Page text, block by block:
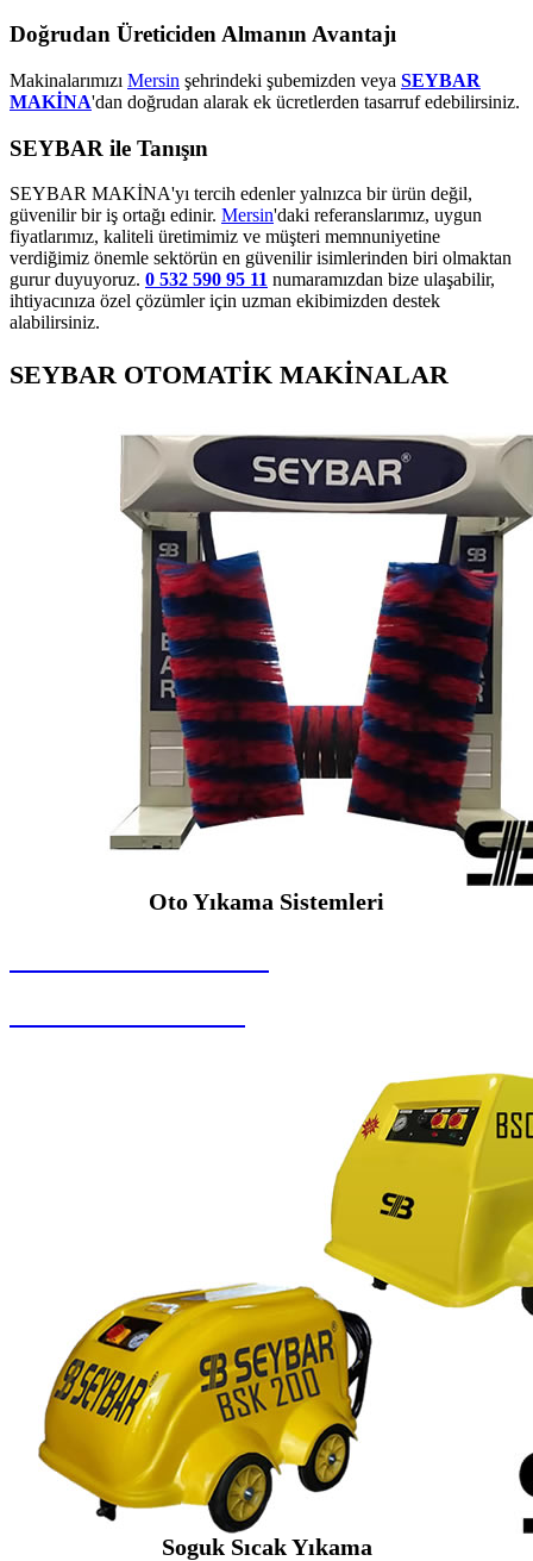
Doğrudan Üreticiden Almanın Avantajı
Makinalarımızı Mersin şehrindeki şubemizden veya SEYBAR
MAKİNA'dan doğrudan alarak ek ücretlerden tasarruf edebilirsiniz.
SEYBAR ile Tanışın
SEYBAR MAKİNA'yı tercih edenler yalnızca bir ürün değil,
güvenilir bir iş ortağı edinir. Mersin'daki referanslarımız, uygun
fiyatlarımız, kaliteli üretimimiz ve müşteri memnuniyetine
verdiğimiz önemle sektörün en güvenilir isimlerinden biri olmaktan
gurur duyuyoruz. 0 532 590 95 11 numaramızdan bize ulaşabilir,
ihtiyacınıza özel çözümler için uzman ekibimizden destek
alabilirsiniz.
SEYBAR OTOMATİK MAKİNALAR
Oto Yıkama Sistemleri
Soguk Sıcak Yıkama